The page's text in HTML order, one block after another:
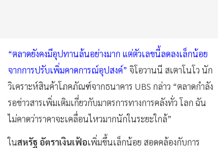
“ตลาดยังคงมีอุปทานล้นอย่างมาก แต่ตัวเลขนี้ลดลงเล็กน้อย
จากการปรับเพิ่มคาดการณ์อุปสงค์” จิโอวานนี สเตาโนโว นัก
วิเคราะห์สินค้าโภคภัณฑ์จากธนาคาร UBS กล่าว “ตลาดกำลัง
รอข่าวสารเพิ่มเติมเกี่ยวกับมาตรการทางการคลังทั่ว โลก ฉัน
ไม่คาดว่าราคาจะเคลื่อนไหวมากนักในระยะใกล้”
ในสหรัฐ อัตราเงินเฟ้อเพิ่มขึ้นเล็กน้อย สอดคล้องกับการ